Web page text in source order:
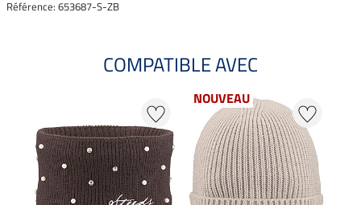
Référence: 653687-S-ZB
COMPATIBLE AVEC
NOUVEAU